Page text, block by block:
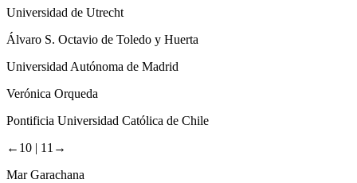
Universidad de Utrecht
Álvaro S. Octavio de Toledo y Huerta
Universidad Autónoma de Madrid
Verónica Orqueda
Pontificia Universidad Católica de Chile
←10 | 11→
Mar Garachana